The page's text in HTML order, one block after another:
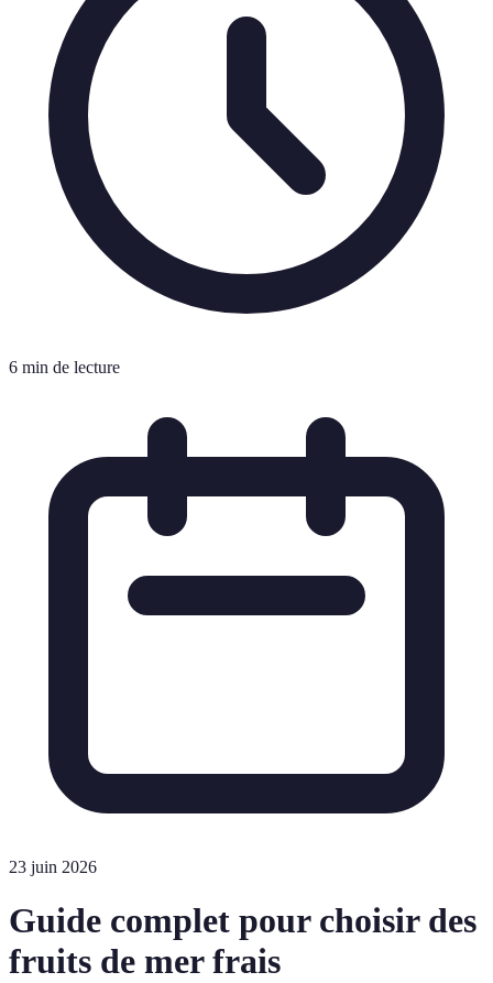
6 min de lecture
23 juin 2026
Guide complet pour choisir des
fruits de mer frais